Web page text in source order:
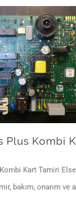
Plus Kombi
Kart Tamiri
bakım, onarım ve